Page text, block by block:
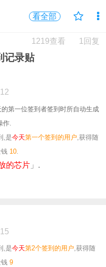
看全部
1回复
1219查看
记录贴
的第一位签到者签到时所自动生成
作.
,是今天第一个签到的用户 ,获得随
10
的芯片 」.
,是今天第2个签到的用户,获得随
钱9